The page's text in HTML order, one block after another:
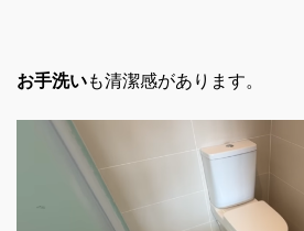
お手洗いも清潔感があります。